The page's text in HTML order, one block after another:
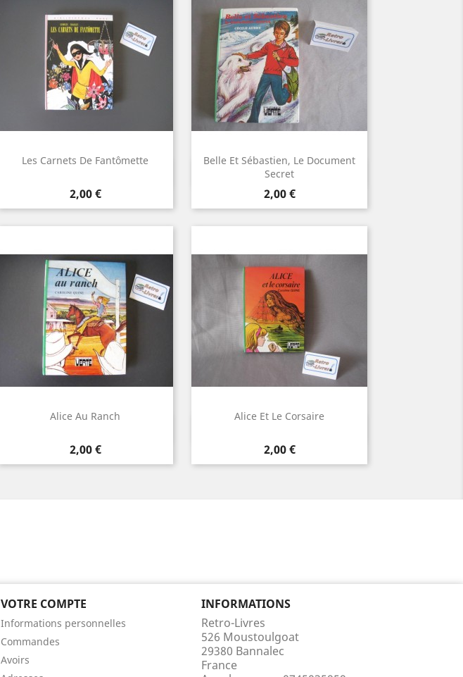
Les Carnets De Fantômette
Prix
2,00 €
Belle Et Sébastien, Le Document
Secret
Prix
2,00 €
Aperçu rapide
Alice Au Ranch
Prix
2,00 €
Alice Et Le Corsaire
Prix
2,00 €
VOTRE COMPTE
Informations personnelles
Commandes
Avoirs
INFORMATIONS
Retro-Livres
526 Moustoulgoat
29380 Bannalec
France